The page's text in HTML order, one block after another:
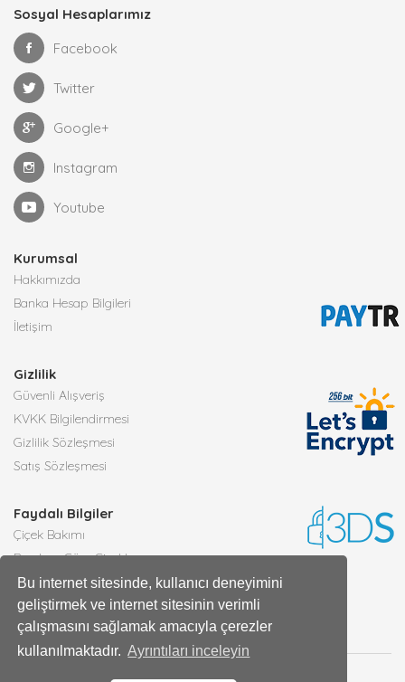
Bu internet sitesinde, kullanıcı deneyimini
geliştirmek ve internet sitesinin verimli
çalışmasını sağlamak amacıyla çerezler
kullanılmaktadır. Ayrıntıları inceleyin
Sosyal Hesaplarımız
Facebook
Twitter
Google+
Instagram
Youtube
Kurumsal
Hakkımızda
Banka Hesap Bilgileri
İletişim
Gizlilik
Güvenli Alışveriş
KVKK Bilgilendirmesi
Gizlilik Sözleşmesi
Satış Sözleşmesi
Faydalı Bilgiler
Çiçek Bakımı
Burçlara Göre Çiçekler
Çiçek Anlamları
Tüm Blog Yazıları